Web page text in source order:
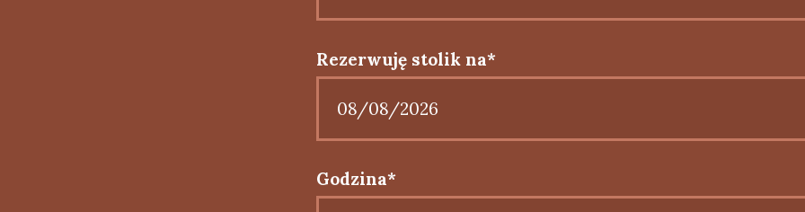
Rezerwuję stolik na*
Godzina*